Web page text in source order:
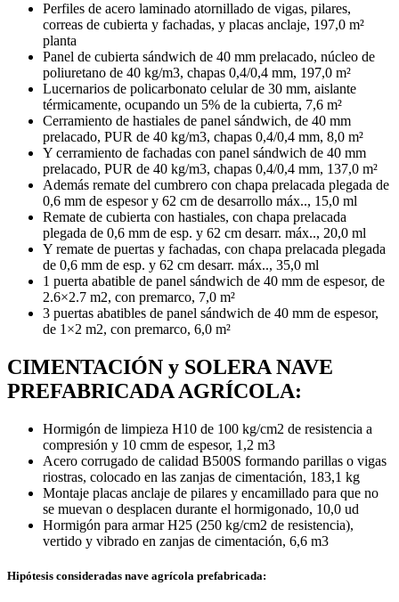
Perfiles de acero laminado atornillado de vigas, pilares,
correas de cubierta y fachadas, y placas anclaje, 197,0 m²
planta
Panel de cubierta sándwich de 40 mm prelacado, núcleo de
poliuretano de 40 kg/m3, chapas 0,4/0,4 mm, 197,0 m²
Lucernarios de policarbonato celular de 30 mm, aislante
térmicamente, ocupando un 5% de la cubierta, 7,6 m²
Cerramiento de hastiales de panel sándwich, de 40 mm
prelacado, PUR de 40 kg/m3, chapas 0,4/0,4 mm, 8,0 m²
Y cerramiento de fachadas con panel sándwich de 40 mm
prelacado, PUR de 40 kg/m3, chapas 0,4/0,4 mm, 137,0 m²
Además remate del cumbrero con chapa prelacada plegada de
0,6 mm de espesor y 62 cm de desarrollo máx.., 15,0 ml
Remate de cubierta con hastiales, con chapa prelacada
plegada de 0,6 mm de esp. y 62 cm desarr. máx.., 20,0 ml
Y remate de puertas y fachadas, con chapa prelacada plegada
de 0,6 mm de esp. y 62 cm desarr. máx.., 35,0 ml
1 puerta abatible de panel sándwich de 40 mm de espesor, de
2.6×2.7 m2, con premarco, 7,0 m²
3 puertas abatibles de panel sándwich de 40 mm de espesor,
de 1×2 m2, con premarco, 6,0 m²
CIMENTACIÓN y SOLERA NAVE
PREFABRICADA AGRÍCOLA:
Hormigón de limpieza H10 de 100 kg/cm2 de resistencia a
compresión y 10 cmm de espesor, 1,2 m3
Acero corrugado de calidad B500S formando parillas o vigas
riostras, colocado en las zanjas de cimentación, 183,1 kg
Montaje placas anclaje de pilares y encamillado para que no
se muevan o desplacen durante el hormigonado, 10,0 ud
Hormigón para armar H25 (250 kg/cm2 de resistencia),
vertido y vibrado en zanjas de cimentación, 6,6 m3
Hipótesis consideradas nave agrícola prefabricada: